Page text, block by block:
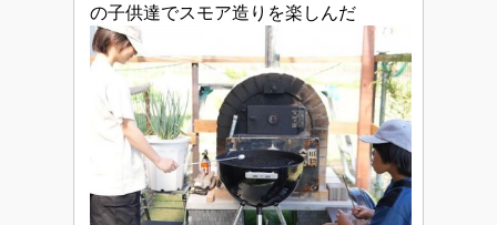
の子供達でスモア造りを楽しんだ